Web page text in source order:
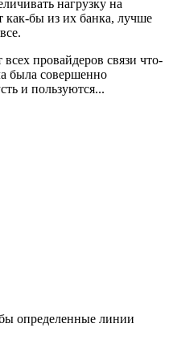
нагрузку на
как-бы из их банка, лучше
всех провайдеров связи что-
была совершенно
и пользуются...
определенные линии